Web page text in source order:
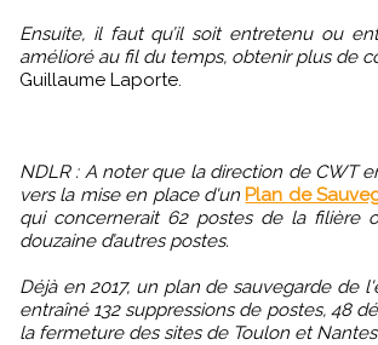
Ensuite, il faut qu’il soit entretenu ou
amélioré au fil du temps, obtenir plus de
Guillaume Laporte.
NDLR : A noter que la direction de CWT
vers la mise en place d'un Plan de
qui concernerait 62 postes de la filière
douzaine d’autres postes.
Déjà en 2017, un plan de sauvegarde de
entraîné 132 suppressions de postes, 48
la fermeture des sites de Toulon et Nantes.